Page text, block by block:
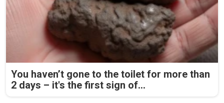
You haven’t gone to the toilet for more than
2 days – it's the first sign of...